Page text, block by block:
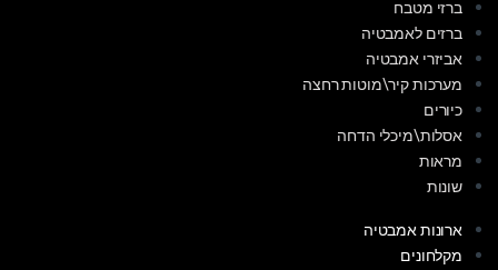
ברזי מטבח
ברזים לאמבטיה
אביזרי אמבטיה
מערכות קיר\מוטות רחצה
כיורים
אסלות\מיכלי הדחה
מראות
שונות
ארונות אמבטיה
מקלחונים